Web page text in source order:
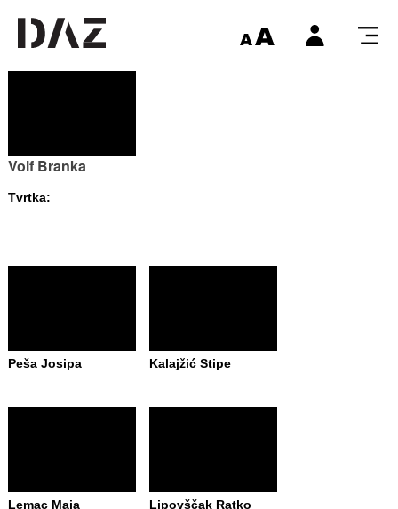
Volf Branka
Tvrtka:
Peša Josipa Kalajžić Stipe
Lemac Maja Lipovščak Ratko